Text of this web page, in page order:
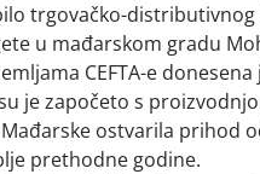
trgovačko-
u mađarskom gradu
CEFTA-e
je započeto s
ostvarila prihod
prethodne godine.